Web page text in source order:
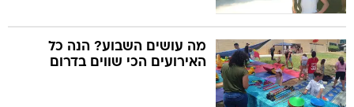
מה עושים השבוע? הנה כל
האירועים הכי שווים בדרום